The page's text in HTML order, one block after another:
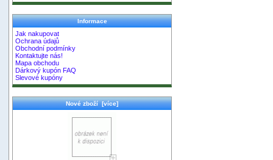
Informace
Jak nakupovat
Ochrana údajů
Obchodní podmínky
Kontaktujte nás!
Mapa obchodu
Dárkový kupón FAQ
Slevové kupóny
Nové zboží [více]